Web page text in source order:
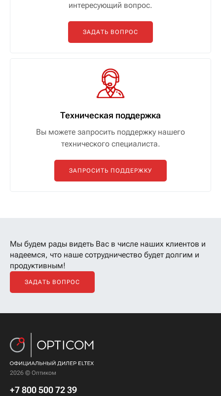
интересующий вопрос.
ЗАДАТЬ ВОПРОС
Техническая поддержка
Вы можете запросить поддержку нашего
технического специалиста.
ЗАПРОСИТЬ ПОДДЕРЖКУ
Мы будем рады видеть Вас в числе наших клиентов и
надеемся, что наше сотрудничество будет долгим и
продуктивным!
ЗАДАТЬ ВОПРОС
2026 © Оптиком
+7 800 500 72 39